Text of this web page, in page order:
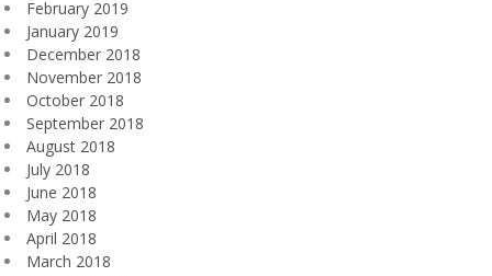
February 2019
January 2019
December 2018
November 2018
October 2018
September 2018
August 2018
July 2018
June 2018
May 2018
April 2018
March 2018